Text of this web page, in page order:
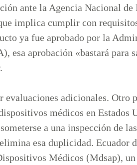
ante la Agencia Nacional
implica cumplir con
ya fue aprobado por la
esa aprobación «bastará
evaluaciones adicionales. Otro
médicos en Estados
a una inspección de
esa duplicidad. Ecuador
Médicos (Mdsap),